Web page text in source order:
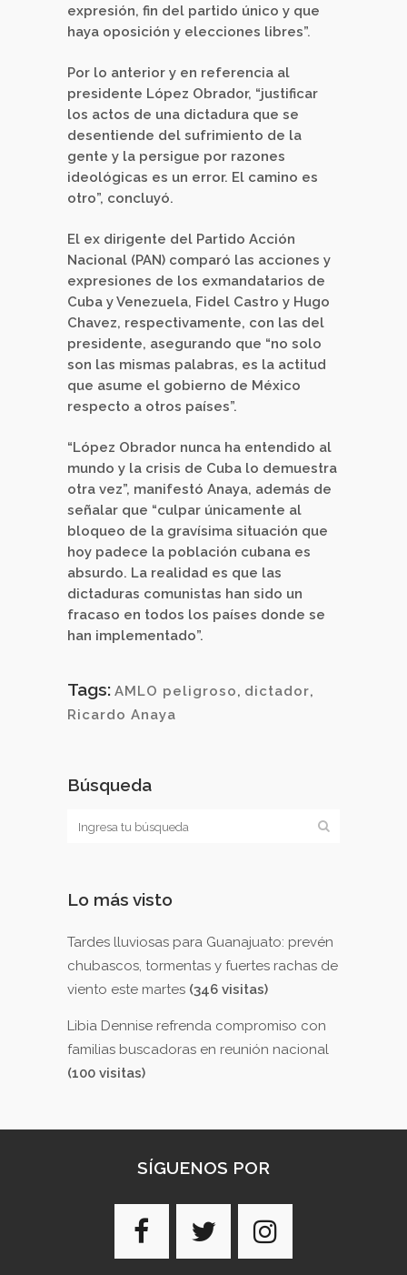
expresión, fin del partido único y que
haya oposición y elecciones libres”.
Por lo anterior y en referencia al
presidente López Obrador, “justificar
los actos de una dictadura que se
desentiende del sufrimiento de la
gente y la persigue por razones
ideológicas es un error. El camino es
otro”, concluyó.
El ex dirigente del Partido Acción
Nacional (PAN) comparó las acciones y
expresiones de los exmandatarios de
Cuba y Venezuela, Fidel Castro y Hugo
Chavez, respectivamente, con las del
presidente, asegurando que “no solo
son las mismas palabras, es la actitud
que asume el gobierno de México
respecto a otros países”.
“López Obrador nunca ha entendido al
mundo y la crisis de Cuba lo demuestra
otra vez”, manifestó Anaya, además de
señalar que “culpar únicamente al
bloqueo de la gravísima situación que
hoy padece la población cubana es
absurdo. La realidad es que las
dictaduras comunistas han sido un
fracaso en todos los países donde se
han implementado”.
Tags: AMLO peligroso, dictador,
Ricardo Anaya
Búsqueda
Lo más visto
Tardes lluviosas para Guanajuato: prevén
chubascos, tormentas y fuertes rachas de
viento este martes (346 visitas)
Libia Dennise refrenda compromiso con
familias buscadoras en reunión nacional
(100 visitas)
SÍGUENOS POR